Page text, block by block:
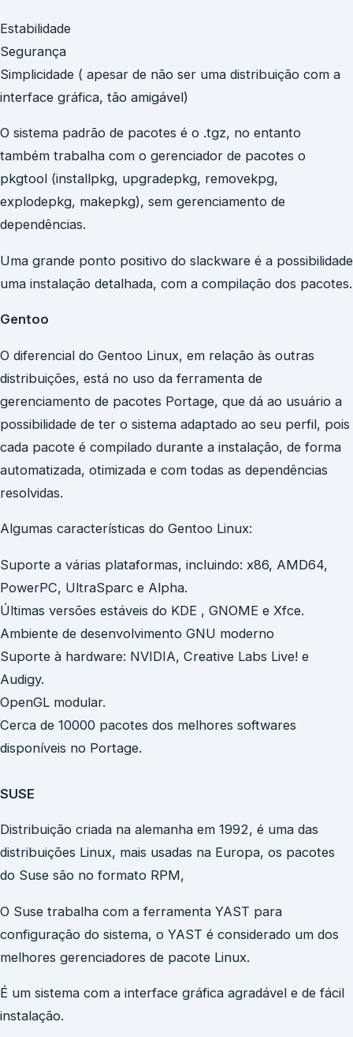
Estabilidade
Segurança
Simplicidade ( apesar de não ser uma distribuição com a
interface gráfica, tão amigável)
O sistema padrão de pacotes é o .tgz, no entanto
também trabalha com o gerenciador de pacotes o
pkgtool (installpkg, upgradepkg, removekpg,
explodepkg, makepkg), sem gerenciamento de
dependências.
Uma grande ponto positivo do slackware é a possibilidade
uma instalação detalhada, com a compilação dos pacotes.
Gentoo
O diferencial do Gentoo Linux, em relação às outras
distribuições, está no uso da ferramenta de
gerenciamento de pacotes Portage, que dá ao usuário a
possibilidade de ter o sistema adaptado ao seu perfil, pois
cada pacote é compilado durante a instalação, de forma
automatizada, otimizada e com todas as dependências
resolvidas.
Algumas características do Gentoo Linux:
Suporte a várias plataformas, incluindo: x86, AMD64,
PowerPC, UltraSparc e Alpha.
Últimas versões estáveis do KDE , GNOME e Xfce.
Ambiente de desenvolvimento GNU moderno
Suporte à hardware: NVIDIA, Creative Labs Live! e
Audigy.
OpenGL modular.
Cerca de 10000 pacotes dos melhores softwares
disponíveis no Portage.
SUSE
Distribuição criada na alemanha em 1992, é uma das
distribuições Linux, mais usadas na Europa, os pacotes
do Suse são no formato RPM,
O Suse trabalha com a ferramenta YAST para
configuração do sistema, o YAST é considerado um dos
melhores gerenciadores de pacote Linux.
É um sistema com a interface gráfica agradável e de fácil
instalação.